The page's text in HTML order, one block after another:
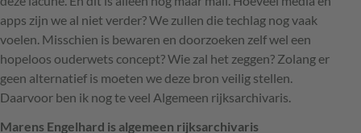
apps zijn we al niet verder? We zullen die techlag nog vaak
voelen. Misschien is bewaren en doorzoeken zelf wel een
hopeloos ouderwets concept? Wie zal het zeggen? Zolang er
geen alternatief is moeten we deze bron veilig stellen.
Daarvoor ben ik nog te veel Algemeen rijksarchivaris.
Marens Engelhard is algemeen rijksarchivaris